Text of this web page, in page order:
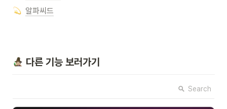
알파씨드
다른 기능 보러가기
Search